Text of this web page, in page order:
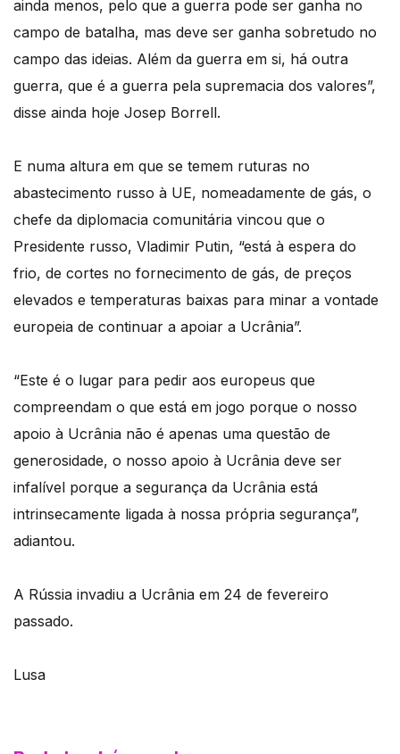
ainda menos, pelo que a guerra pode ser ganha no
campo de batalha, mas deve ser ganha sobretudo no
campo das ideias. Além da guerra em si, há outra
guerra, que é a guerra pela supremacia dos valores”,
disse ainda hoje Josep Borrell.
E numa altura em que se temem ruturas no
abastecimento russo à UE, nomeadamente de gás, o
chefe da diplomacia comunitária vincou que o
Presidente russo, Vladimir Putin, “está à espera do
frio, de cortes no fornecimento de gás, de preços
elevados e temperaturas baixas para minar a vontade
europeia de continuar a apoiar a Ucrânia”.
“Este é o lugar para pedir aos europeus que
compreendam o que está em jogo porque o nosso
apoio à Ucrânia não é apenas uma questão de
generosidade, o nosso apoio à Ucrânia deve ser
infalível porque a segurança da Ucrânia está
intrinsecamente ligada à nossa própria segurança”,
adiantou.
A Rússia invadiu a Ucrânia em 24 de fevereiro
passado.
Lusa